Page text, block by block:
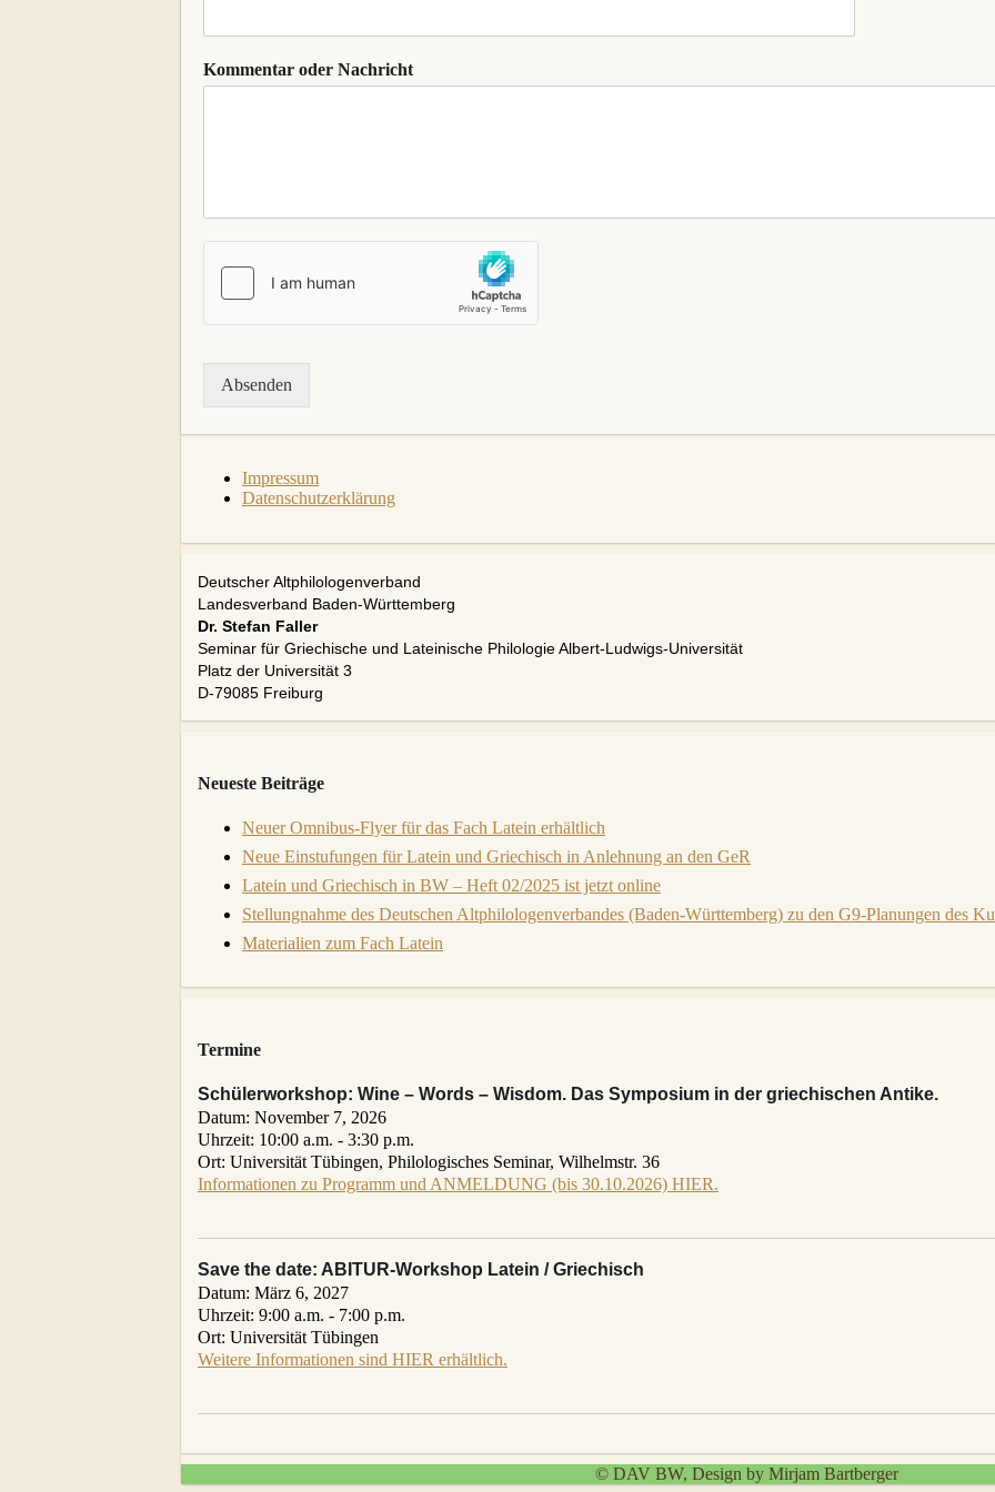
Kommentar oder Nachricht
Absenden
Impressum
Datenschutzerklärung
Deutscher Altphilologenverband
Landesverband Baden-Württemberg
Dr. Stefan Faller
Seminar für Griechische und Lateinische Philologie Albert-Ludwigs-Universität
Platz der Universität 3
D-79085 Freiburg
Neueste Beiträge
Neuer Omnibus-Flyer für das Fach Latein erhältlich
Neue Einstufungen für Latein und Griechisch in Anlehnung an den GeR
Latein und Griechisch in BW – Heft 02/2025 ist jetzt online
Stellungnahme des Deutschen Altphilologenverbandes (Baden-Württemberg) zu den G9-Planungen des
Materialien zum Fach Latein
Termine
Schülerworkshop: Wine – Words – Wisdom. Das Symposium in der griechischen Antike.
Datum: November 7, 2026
Uhrzeit: 10:00 a.m. - 3:30 p.m.
Ort: Universität Tübingen, Philologisches Seminar, Wilhelmstr. 36
Informationen zu Programm und ANMELDUNG (bis 30.10.2026) HIER.
Save the date: ABITUR-Workshop Latein / Griechisch
Datum: März 6, 2027
Uhrzeit: 9:00 a.m. - 7:00 p.m.
Ort: Universität Tübingen
Weitere Informationen sind HIER erhältlich.
© DAV BW, Design by Mirjam Bartberger